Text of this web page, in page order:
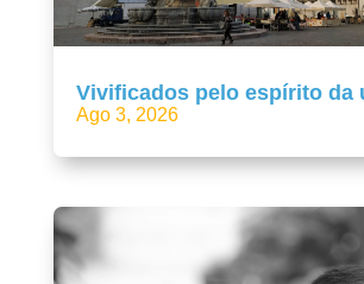
Vivificados pelo espírito da
Ago 3, 2026